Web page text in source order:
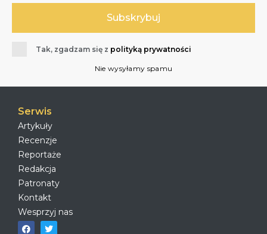
Tak, zgadzam się z polityką prywatności
Nie wysyłamy spamu
Serwis
Artykuły
Recenzje
Reportaże
Redakcja
Patronaty
Kontakt
Wesprzyj nas